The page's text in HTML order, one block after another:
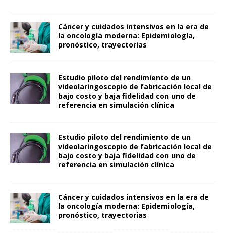
Cáncer y cuidados intensivos en la era de
la oncología moderna: Epidemiología,
pronóstico, trayectorias
Estudio piloto del rendimiento de un
videolaringoscopio de fabricación local de
bajo costo y baja fidelidad con uno de
referencia en simulación clínica
Estudio piloto del rendimiento de un
videolaringoscopio de fabricación local de
bajo costo y baja fidelidad con uno de
referencia en simulación clínica
Cáncer y cuidados intensivos en la era de
la oncología moderna: Epidemiología,
pronóstico, trayectorias